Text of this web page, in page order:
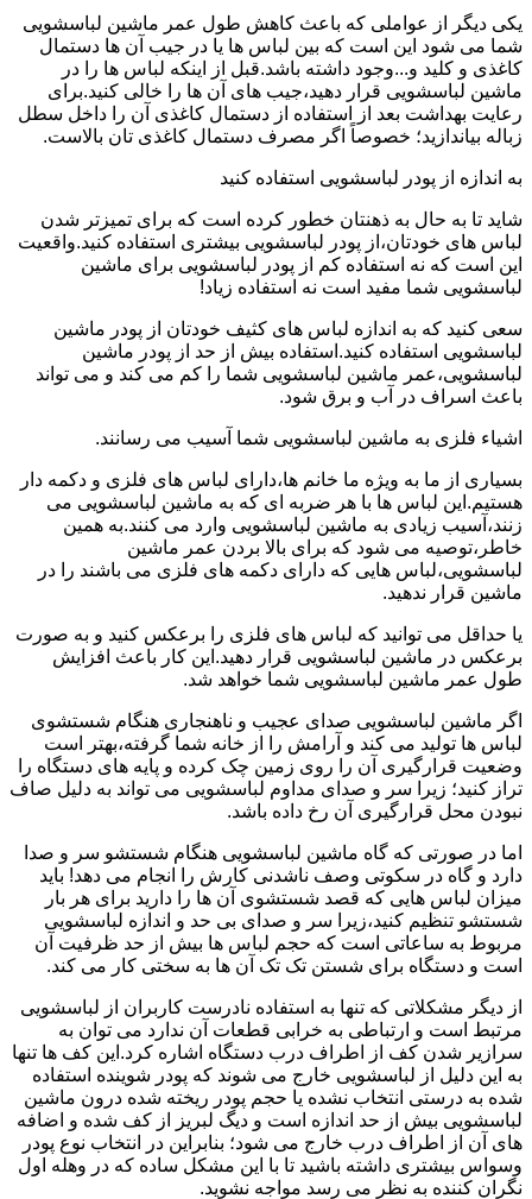
یکی دیگر از عواملی که باعث کاهش طول عمر ماشین لباسشویی
شما می شود این است که بین لباس ها یا در جیب آن ها دستمال
کاغذی و کلید و...وجود داشته باشد.قبل از اینکه لباس ها را در
ماشین لباسشویی قرار دهید،جیب های آن ها را خالی کنید.برای
رعایت بهداشت بعد از استفاده از دستمال کاغذی آن را داخل سطل
زباله بیاندازید؛ خصوصاً اگر مصرف دستمال کاغذی تان بالاست.
به اندازه از پودر لباسشویی استفاده کنید
شاید تا به حال به ذهنتان خطور کرده است که برای تمیزتر شدن
لباس های خودتان،از پودر لباسشویی بیشتری استفاده کنید.واقعیت
این است که نه استفاده کم از پودر لباسشویی برای ماشین
لباسشویی شما مفید است نه استفاده زیاد!
سعی کنید که به اندازه لباس های کثیف خودتان از پودر ماشین
لباسشویی استفاده کنید.استفاده بیش از حد از پودر ماشین
لباسشویی،عمر ماشین لباسشویی شما را کم می کند و می تواند
باعث اسراف در آب و برق شود.
اشیاء فلزی به ماشین لباسشویی شما آسیب می رسانند.
بسیاری از ما به ویژه ما خانم ها،دارای لباس های فلزی و دکمه دار
هستیم.این لباس ها با هر ضربه ای که به ماشین لباسشویی می
زنند،آسیب زیادی به ماشین لباسشویی وارد می کنند.به همین
خاطر،توصیه می شود که برای بالا بردن عمر ماشین
لباسشویی،لباس هایی که دارای دکمه های فلزی می باشند را در
ماشین قرار ندهید.
یا حداقل می توانید که لباس های فلزی را برعکس کنید و به صورت
برعکس در ماشین لباسشویی قرار دهید.این کار باعث افزایش
طول عمر ماشین لباسشویی شما خواهد شد.
اگر ماشین لباسشویی صدای عجیب و ناهنجاری هنگام شستشوی
لباس ها تولید می کند و آرامش را از خانه شما گرفته،بهتر است
وضعیت قرارگیری آن را روی زمین چک کرده و پایه های دستگاه را
تراز کنید؛ زیرا سر و صدای مداوم لباسشویی می تواند به دلیل صاف
نبودن محل قرارگیری آن رخ داده باشد.
اما در صورتی که گاه ماشین لباسشویی هنگام شستشو سر و صدا
دارد و گاه در سکوتی وصف ناشدنی کارش را انجام می دهد! باید
میزان لباس هایی که قصد شستشوی آن ها را دارید برای هر بار
شستشو تنظیم کنید،زیرا سر و صدای بی حد و اندازه لباسشویی
مربوط به ساعاتی است که حجم لباس ها بیش از حد ظرفیت آن
است و دستگاه برای شستن تک تک آن ها به سختی کار می کند.
از دیگر مشکلاتی که تنها به استفاده نادرست کاربران از لباسشویی
مرتبط است و ارتباطی به خرابی قطعات آن ندارد می توان به
سرازیر شدن کف از اطراف درب دستگاه اشاره کرد.این کف ها تنها
به این دلیل از لباسشویی خارج می شوند که پودر شوینده استفاده
شده به درستی انتخاب نشده یا حجم پودر ریخته شده درون ماشین
لباسشویی بیش از حد اندازه است و دیگ لبریز از کف شده و اضافه
های آن از اطراف درب خارج می شود؛ بنابراین در انتخاب نوع پودر
وسواس بیشتری داشته باشید تا با این مشکل ساده که در وهله اول
نگران کننده به نظر می رسد مواجه نشوید.